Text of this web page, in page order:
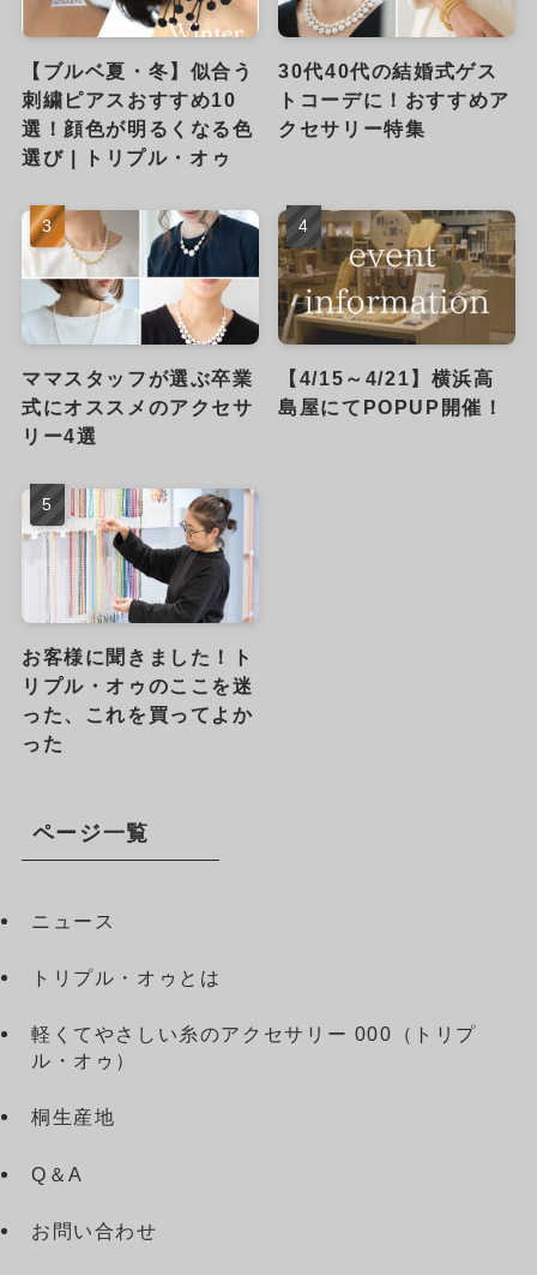
【ブルベ夏・冬】似合う
刺繍ピアスおすすめ10
選！顔色が明るくなる色
選び | トリプル・オゥ
30代40代の結婚式ゲス
トコーデに！おすすめア
クセサリー特集
ママスタッフが選ぶ卒業
式にオススメのアクセサ
リー4選
【4/15～4/21】横浜高
島屋にてPOPUP開催！
お客様に聞きました！ト
リプル・オゥのここを迷
った、これを買ってよか
った
ページ一覧
ニュース
トリプル・オゥとは
軽くてやさしい糸のアクセサリー 000（トリプ
ル・オゥ）
桐生産地
Q＆A
お問い合わせ